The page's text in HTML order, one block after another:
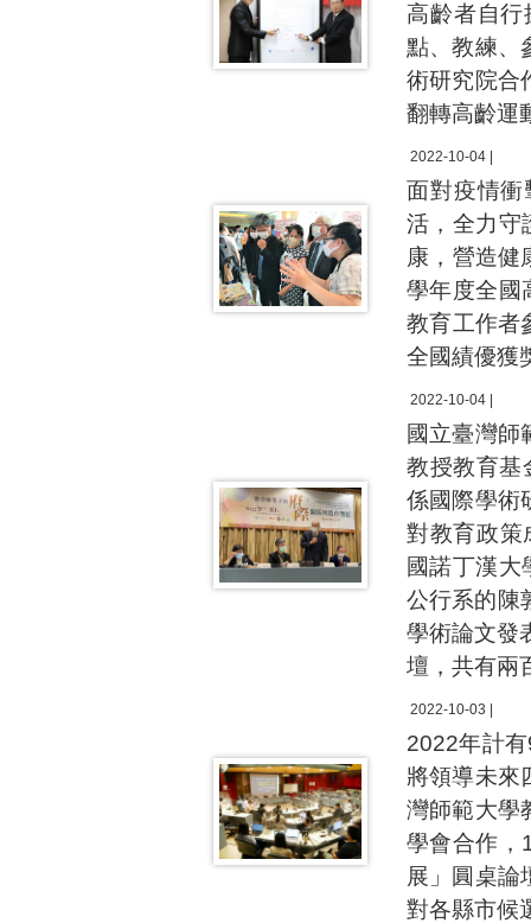
高齡者自行
點、教練、
術研究院合
翻轉高齡運
2022-10-04 |
面對疫情衝
活，全力守
康，營造健
學年度全國
教育工作者
全國績優獲
2022-10-04 |
國立臺灣師
教授教育基
係國際學術
對教育政策
國諾丁漢大
公行系的陳
學術論文發
壇，共有兩
2022-10-03 |
2022年計
將領導未來
灣師範大學
學會合作，
展」圓桌論
對各縣市候